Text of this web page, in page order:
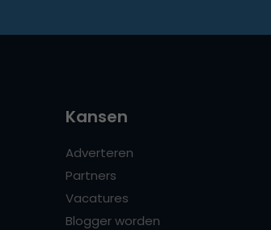
Kansen
Adverteren
Partners
Vacatures
Blogger worden